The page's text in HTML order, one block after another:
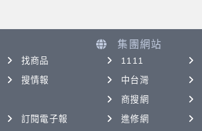
找商品
搜情報
訂閱電子報
集團網站
1111
中台灣
商搜網
進修網